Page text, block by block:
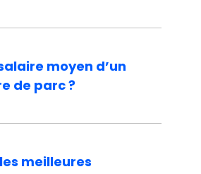
de flotte
. Cependant, un niveau
ou école de
moyen d’un
de parc ?
taille de laflotte
meilleures